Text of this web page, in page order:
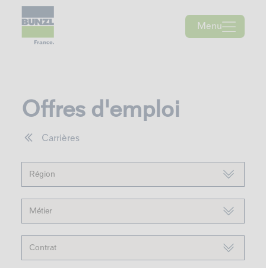
content
Menu
Offres d'emploi
Carrières